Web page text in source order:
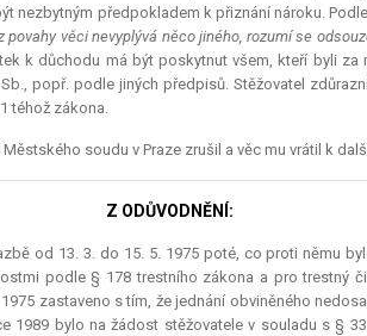
nezbytným předpokladem k přiznání nároku.
povahy věci nevyplývá něco jiného, rozumí se
k důchodu má být poskytnut všem, kteří byli za
popř. podle jiných předpisů. Stěžovatel
téhož zákona.
soudu v Praze zrušil a věc mu vrátil k
Z ODŮVODNĚNÍ:
od 13. 3. do 15. 5. 1975 poté, co proti němu
podle § 178 trestního zákona a pro trestný
zastaveno s tím, že jednání obviněného
1989 bylo na žádost stěžovatele v souladu s §